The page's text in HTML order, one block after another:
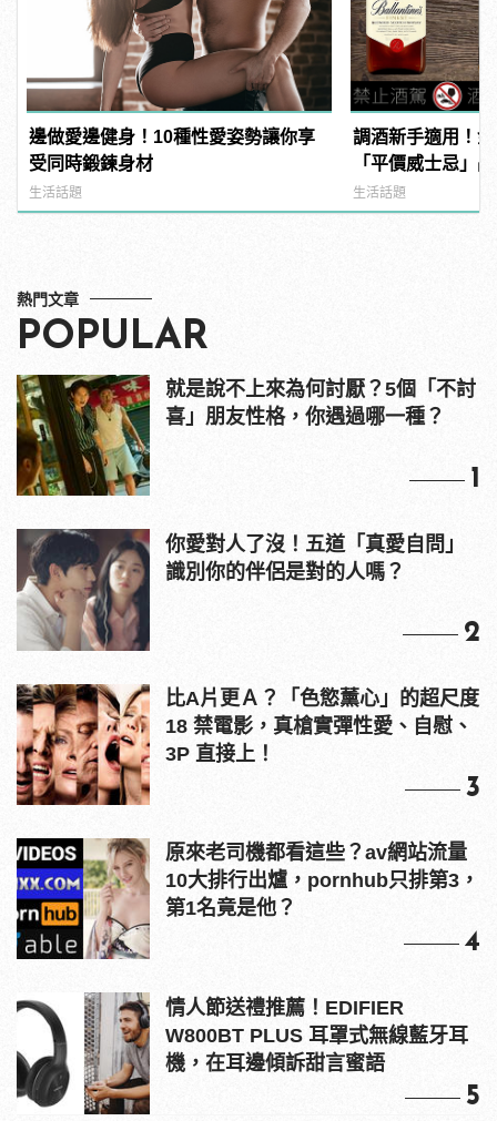
邊做愛邊健身！10種性愛姿勢讓你享
受同時鍛鍊身材
生活話題
調酒新手適用！
「平價威士忌」
又芳醇！ |
生活話題
熱門文章
POPULAR
就是說不上來為何討厭？5個「不討
喜」朋友性格，你遇過哪一種？
1
你愛對人了沒！五道「真愛自問」
識別你的伴侶是對的人嗎？
2
比A片更Ａ？「色慾薰心」的超尺度
18 禁電影，真槍實彈性愛、自慰、
3P 直接上！
3
原來老司機都看這些？av網站流量
10大排行出爐，pornhub只排第3，
第1名竟是他？
4
情人節送禮推薦！EDIFIER
W800BT PLUS 耳罩式無線藍牙耳
機，在耳邊傾訴甜言蜜語
5